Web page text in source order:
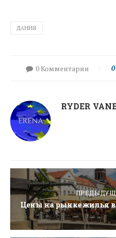
ДАНИЯ
0 Комментарии 0
RYDER
Цены на рынке жилья в